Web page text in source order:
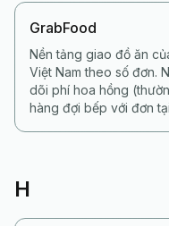
GrabFood
Nền tảng giao đồ ăn
Việt Nam theo số đơn.
dõi phí hoa hồng
hàng đợi bếp với đơn
H